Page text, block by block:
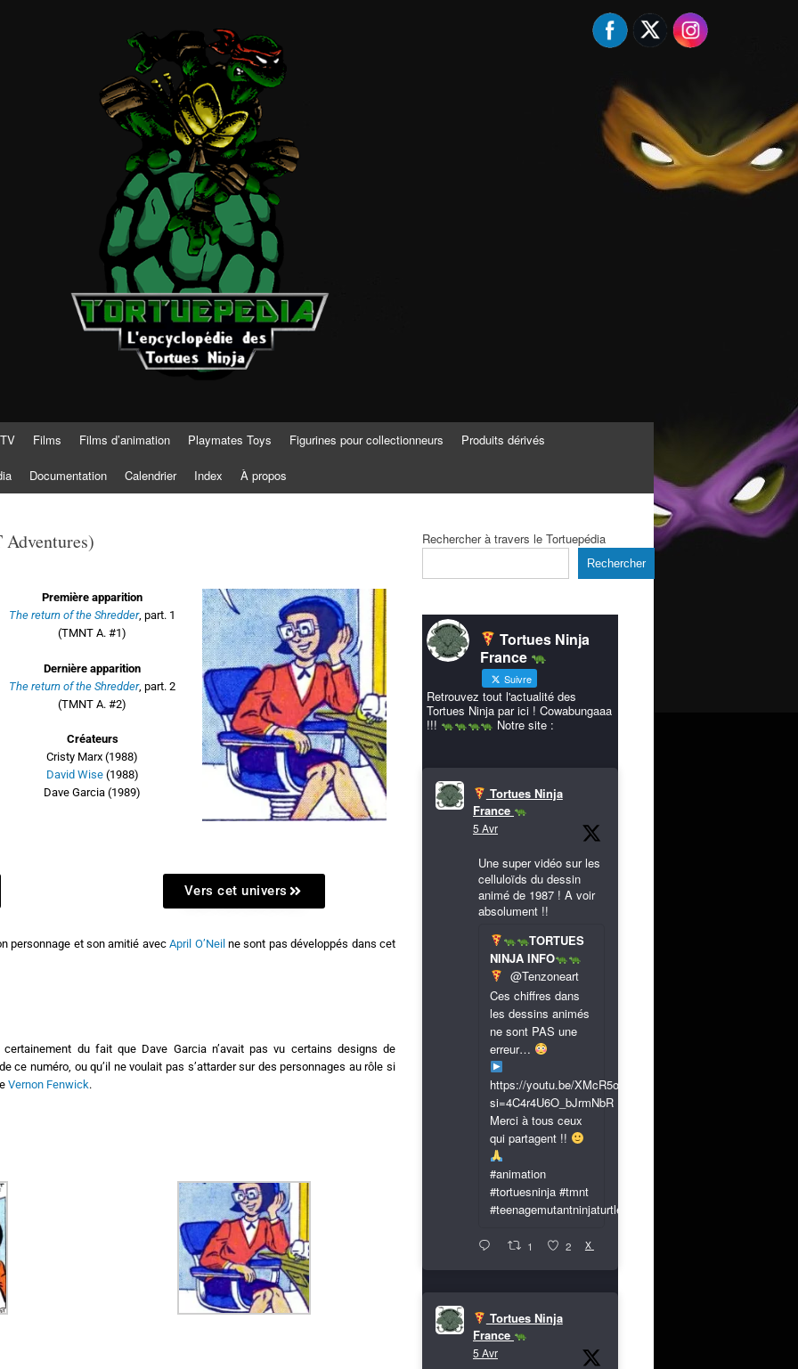
Films Films d’animation Playmates Toys Figurines pour collectionneurs Produits dérivés
Documentation Calendrier Index À propos
Première apparition
The return of the Shredder, part. 1
(TMNT A. #1)
Dernière apparition
The return of the Shredder, part. 2
(TMNT A. #2)
Créateurs
Cristy Marx (1988)
David Wise(1988)
Dave Garcia (1989)
Vers cet univers
personnage et son amitié avecApril O’Neil ne sont pas développés dans cet
certainement du fait que Dave Garcia n’avait pas vu certains designs de
ce numéro, ou qu’il ne voulait pas s’attarder sur des personnages au rôle si
Vernon Fenwick.
Rechercher à travers le Tortuepédia
Rechercher
Tortues Ninja
France
Suivre
Retrouvez tout l'actualité des
Tortues Ninja par ici ! Cowabungaaa
!!!
Notre site :
Tortues Ninja
France
5 Avr
Une super vidéo sur les
celluloïds du dessin
animé de 1987 ! A voir
absolument !!
TORTUES
NINJA INFO
@Tenzoneart
Ces chiffres dans
les dessins animés
ne sont PAS une
erreur…
https://youtu.be/XMcR5or9N8A?
si=4C4r4U6O_bJrmNbR
Merci à tous ceux
qui partagent !!
#animation
#tortuesninja #tmnt
#teenagemutantninjaturtles
1 2 X
Tortues Ninja
France
5 Avr